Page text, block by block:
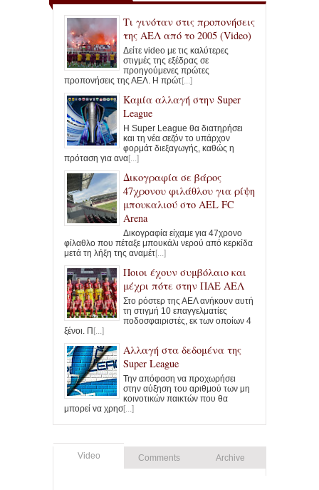
Τι γινόταν στις προπονήσεις
της ΑΕΛ από το 2005 (Video)
Δείτε video με τις καλύτερες
στιγμές της εξέδρας σε
προηγούμενες πρώτες
προπονήσεις της ΑΕΛ. Η πρώτ[...]
Καμία αλλαγή στην Super
League
Η Super League θα διατηρήσει
και τη νέα σεζόν το υπάρχον
φορμάτ διεξαγωγής, καθώς η
πρόταση για ανα[...]
Δικογραφία σε βάρος
47χρονου φιλάθλου για ρίψη
μπουκαλιού στο AEL FC
Arena
Δικογραφία είχαμε για 47χρονο
φίλαθλο που πέταξε μπουκάλι νερού από κερκίδα
μετά τη λήξη της αναμέτ[...]
Ποιοι έχουν συμβόλαιο και
μέχρι πότε στην ΠΑΕ ΑΕΛ
Στο ρόστερ της ΑΕΛ ανήκουν αυτή
τη στιγμή 10 επαγγελματίες
ποδοσφαιριστές, εκ των οποίων 4
ξένοι. Π [...]
Αλλαγή στα δεδομένα της
Super League
Την απόφαση να προχωρήσει
στην αύξηση του αριθμού των μη
κοινοτικών παικτών που θα
μπορεί να χρησ[...]
Video Comments Archive